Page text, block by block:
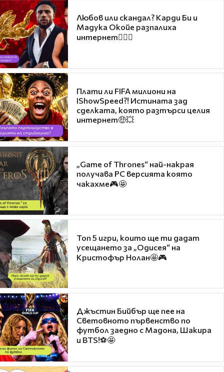
Любов или скандал? Карди Би и
Мадука Окойе разпалиха
интернет❤️‍🔥🔥
Плати ли FIFA милиони на
IShowSpeed?! Истината зад
сделката, която разтърси целия
интернет🤑💥
„Game of Thrones“ най-накрая
получава PC версията която
чакахме🎮🤩
Топ 5 игри, които ще ти дадат
усещането за „Одисея“ на
Кристофър Нолан🤩🎮
Джъстин Бийбър ще пее на
Световното първенство по
футбол заедно с Мадона, Шакира
и BTS!⚽🤩